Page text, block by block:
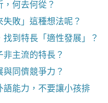
，何去何從？
失敗」這種想法呢？
找到特長「適性發展」？
非主流的特長？
與同儕競爭力？
語能力，不要讓小孩排